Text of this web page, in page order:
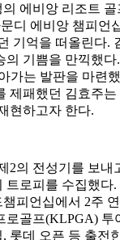
에비앙 리조트 골
디 에비앙 챔피언
기억을 떠올린다.
의 기쁨을 만끽했
가는 발판을 마련
제패했던 김효주는
현하고자 한다.
2의 전성기를 보내
트로피를 수집했다.
피언십에서 2주
로골프(KLPGA) 투
롯데 오픈 등 출전